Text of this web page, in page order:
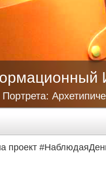
проект